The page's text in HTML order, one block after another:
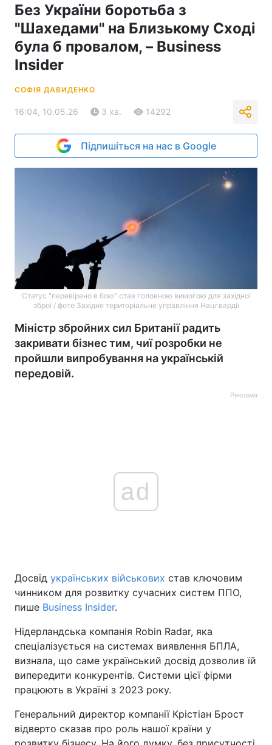
Без України боротьба з
"Шахедами" на Близькому Сході
була б провалом, – Business
Insider
СОФІЯ ДАВИДЕНКО
16:04, 10.05.26 3 хв. 14292
Підпишіться на нас в Google
Статус "перевірено в бою" став головною вимогою для західної
зброї / фото Західне територіальне управління Нацгвардії
Міністр збройних сил Британії радить
закривати бізнес тим, чиї розробки не
пройшли випробування на українській
передовій.
Реклама
ad
Досвід українських військових став ключовим
чинником для розвитку сучасних систем ППО,
пише Business Insider.
Нідерландська компанія Robin Radar, яка
спеціалізується на системах виявлення БПЛА,
визнала, що саме український досвід дозволив їй
випередити конкурентів. Системи цієї фірми
працюють в Україні з 2023 року.
Генеральний директор компанії Крістіан Брост
відверто сказав про роль нашої країни у